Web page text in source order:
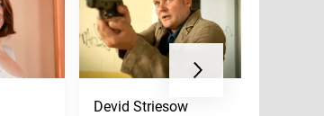
Devid Striesow